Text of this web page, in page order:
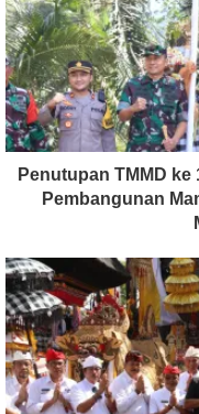
Penutupan TMMD ke
Pembangunan